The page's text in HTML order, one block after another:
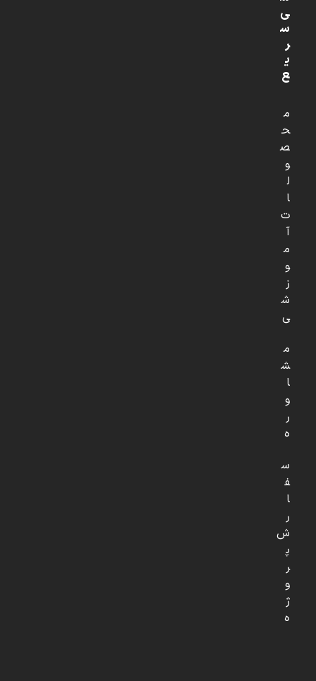
ی
س
ر
ی
ع
م
ح
ص
و
ل
ا
ت
آ
م
و
ز
ش
ی
م
ش
ا
و
ر
ه
س
ف
ا
ر
ش
پ
ر
و
ژ
ه